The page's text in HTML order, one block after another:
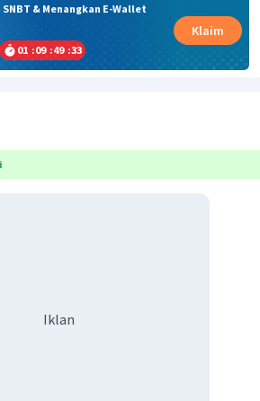
& Menangkan E-Wallet
01 :09 :49 :33
Klaim
Iklan